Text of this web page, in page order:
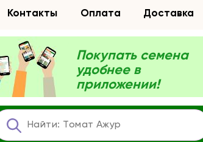
Контакты Оплата Доставка
Покупать семена
удобнее в
приложении!